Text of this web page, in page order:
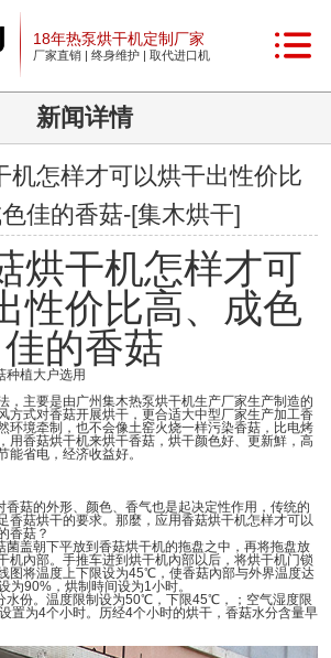
18年热泵烘干机定制厂家
厂家直销 | 终身维护 | 取代进口机
新闻详情
机怎样才可以烘干出性价比
佳的香菇-[集木烘干]
烘干机怎样才可
性价比高、成色
佳的香菇
种植大户选用
，主要是由广州集木热泵烘干机生产厂家生产制造的
方式对香菇开展烘干，更合适大中型厂家生产加工香
环境牵制，也不会像土窑火烧一样污染香菇，比电烤
用香菇烘干机来烘干香菇，烘干颜色好、更新鮮，高
能省电，经济收益好。
香菇的外形、颜色、香气也是起决定性作用，传统的
香菇烘干的要求。那麼，应用香菇烘干机怎样才可以
香菇？
菌盖朝下平放到香菇烘干机的拖盘之中，再将拖盘放
机內部。手推车进到烘干机內部以后，将烘干机门锁
图将温度上下限设为45℃，使香菇內部与外界温度达
为90%，烘制時间设为1小时。
水份。温度限制设为50℃，下限45℃，；空气湿度限
置为4个小时。历经4个小时的烘干，香菇水分含量早